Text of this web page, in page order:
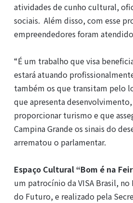
atividades de cunho cultural,
sociais. Além disso, com esse
empreendedores foram
“É um trabalho que visa
estará atuando
também os que transitam pelo
que apresenta
proporcionar turismo e que
Campina Grande os sinais do
arrematou o parlamentar.
Espaço Cultural “Bom é na
um patrocínio da VISA Brasil, no
do Futuro, e realizado pela